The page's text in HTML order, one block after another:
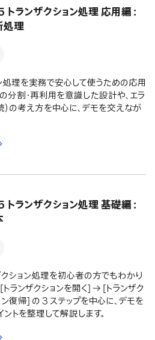
ンザクション処理 応用編：
処理
処理を実務で安心して使うための応用
分割・再利用を意識した設計や、エラ
の考え方を中心に、デモを交えなが
ンザクション処理 基礎編：
ション処理を初心者の方でもわかり
ランザクションを開く] → [トランザク
復帰] の 3 ステップを中心に、デモを
トを整理して解説します。